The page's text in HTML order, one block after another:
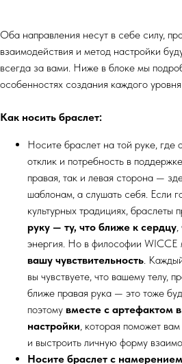
Оба направления несут в себе силу,
взаимодействия и метод настройки
всегда за вами. Ниже в блоке мы
особенностях создания каждого
Как носить браслет:
Носите браслет на той руке, где
отклик и потребность в
правая, так и левая сторона —
шаблонам, а слушать себя. Если
культурных традициях, браслеты
руку — ту, что ближе к сердцу,
энергия. Но в философии WICCE
вашу чувствительность.
вы чувствуете, что вашему телу,
ближе правая рука — это тоже
поэтому вместе с артефактом
настройки, которая поможет
и выстроить личную форму
Носите браслет с